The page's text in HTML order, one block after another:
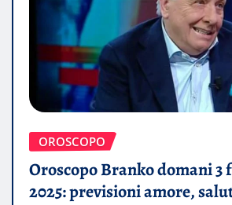
OROSCOPO
Oroscopo Branko domani 3
2025: previsioni amore,